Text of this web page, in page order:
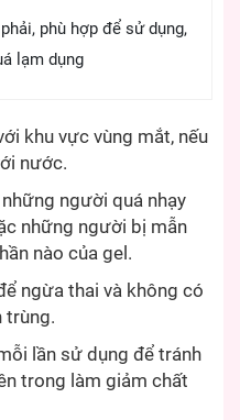
phù hợp để sử dụng,
lạm dụng
khu vực vùng mắt, nếu
nước.
người quá nhạy
những người bị mẫn
nào của gel.
ngừa thai và không có
trùng.
lần sử dụng để tránh
trong làm giảm chất